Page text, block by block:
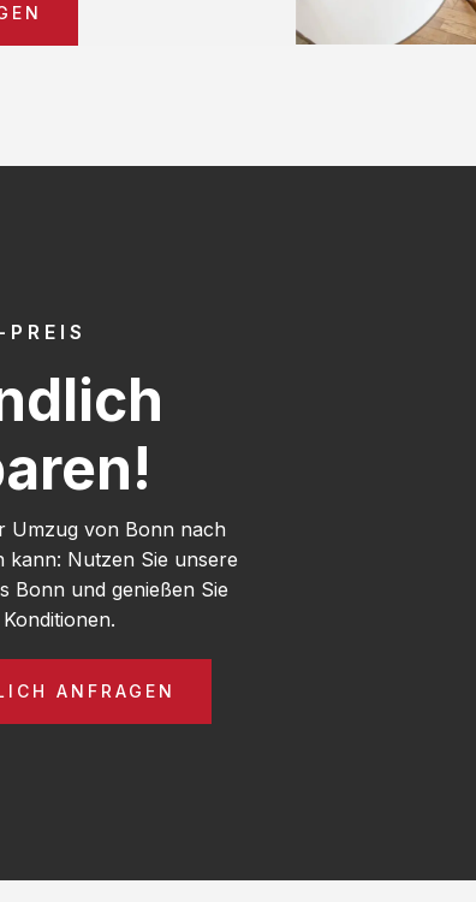
Umzug von Bonn nach
kann: Nutzen Sie unsere
Bonn und genießen Sie
ANFRAGEN